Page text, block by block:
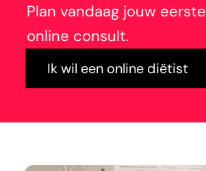
Plan vandaag jouw eerste
online consult.
Ik wil een online diëtist